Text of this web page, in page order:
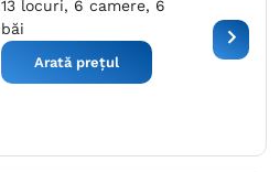
13 locuri, 6 camere, 6
băi
Arată prețul